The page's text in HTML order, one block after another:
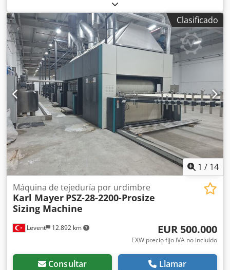
prácticamente nuevas y de idéntico modelo de la marca
Karl Mayer. Fina: E32, ancho de trabajo: 130 pulgadas
(aprox. 3300 mm), barras de guía: 4, barras de guía base:
4, velocidad máxima de la máquina: 2760 RPM. Las
máquinas se encuentran en los Estados Unidos, pero la
exportación y el transporte a Europa se realizan sin
necesidad de trámites aduaneros. Se dispone de
documentación. Es posible realizar una visita in situ.
Chjdozc Rdqopfx Amksa
Clasificado
1 / 14
Levent 12.892 km
Máquina de tejeduría por urdimbre
Karl Mayer PSZ-28-2200-Prosize
Sizing Machine
EUR 500.000
EXW precio fijo IVA no incluído
Consultar Llamar